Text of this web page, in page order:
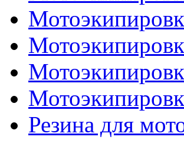
Резина для